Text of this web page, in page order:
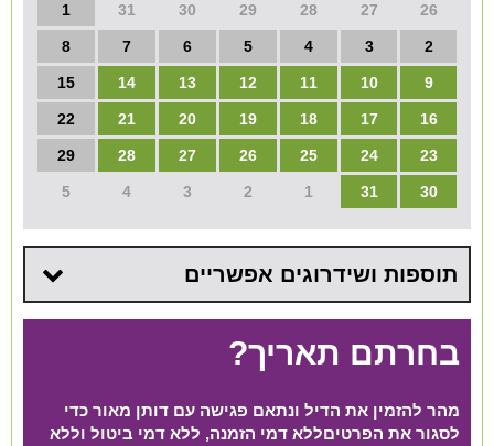
26
27
28
29
30
31
1
2
3
4
5
6
7
8
9
10
11
12
13
14
15
16
17
18
19
20
21
22
23
24
25
26
27
28
29
30
31
1
2
3
4
5
תוספות ושידרוגים אפשריים
בחרתם תאריך?
מהר להזמין את הדיל ונתאם פגישה עם דותן מאור כדי
לסגור את הפרטים​ ללא דמי הזמנה, ללא דמי ביטול וללא